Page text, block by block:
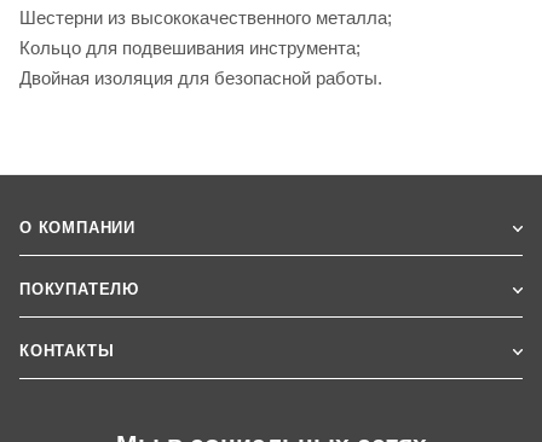
Шестерни из высококачественного металла;
Кольцо для подвешивания инструмента;
Двойная изоляция для безопасной работы.
О КОМПАНИИ
ПОКУПАТЕЛЮ
КОНТАКТЫ